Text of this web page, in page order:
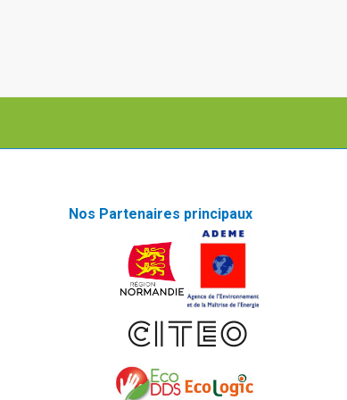
Nos Partenaires principaux